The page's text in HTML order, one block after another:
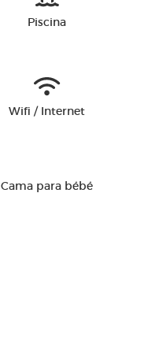
Piscina
Wifi / Internet
Cama para bébé